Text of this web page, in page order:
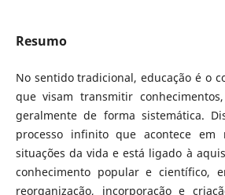
Resumo
No sentido tradicional, educação é o
que visam transmitir
geralmente de forma sistemática.
processo infinito que acontece em
situações da vida e está ligado à
conhecimento popular e científico,
reorganização, incorporação e